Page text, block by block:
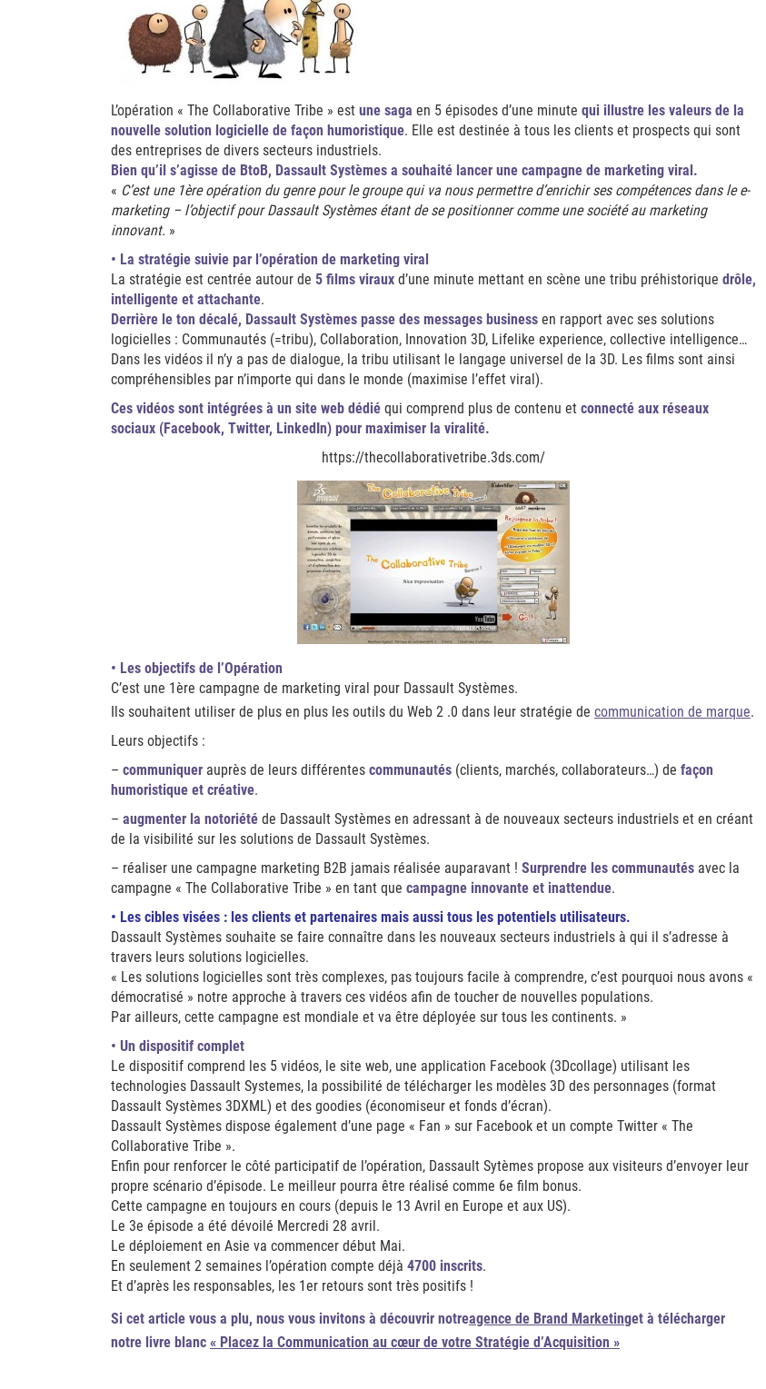
L’opération « The Collaborative Tribe » est une saga en 5 épisodes d’une minute qui illustre les valeurs de la
nouvelle solution logicielle de façon humoristique. Elle est destinée à tous les clients et prospects qui sont
des entreprises de divers secteurs industriels.
Bien qu’il s’agisse de BtoB, Dassault Systèmes a souhaité lancer une campagne de marketing viral.
« C’est une 1ère opération du genre pour le groupe qui va nous permettre d’enrichir ses compétences dans le e-
marketing – l’objectif pour Dassault Systèmes étant de se positionner comme une société au marketing
innovant. »
• La stratégie suivie par l’opération de marketing viral
La stratégie est centrée autour de 5 films viraux d’une minute mettant en scène une tribu préhistorique drôle,
intelligente et attachante.
Derrière le ton décalé, Dassault Systèmes passe des messages business en rapport avec ses solutions
logicielles : Communautés (=tribu), Collaboration, Innovation 3D, Lifelike experience, collective intelligence…
Dans les vidéos il n’y a pas de dialogue, la tribu utilisant le langage universel de la 3D. Les films sont ainsi
compréhensibles par n’importe qui dans le monde (maximise l’effet viral).
Ces vidéos sont intégrées à un site web dédié qui comprend plus de contenu et connecté aux réseaux
sociaux (Facebook, Twitter, LinkedIn) pour maximiser la viralité.
https://thecollaborativetribe.3ds.com/
• Les objectifs de l’Opération
C’est une 1ère campagne de marketing viral pour Dassault Systèmes.
Ils souhaitent utiliser de plus en plus les outils du Web 2 .0 dans leur stratégie de communication de marque.
Leurs objectifs :
– communiquer auprès de leurs différentes communautés (clients, marchés, collaborateurs…) de façon
humoristique et créative.
– augmenter la notoriété de Dassault Systèmes en adressant à de nouveaux secteurs industriels et en créant
de la visibilité sur les solutions de Dassault Systèmes.
– réaliser une campagne marketing B2B jamais réalisée auparavant ! Surprendre les communautés avec la
campagne « The Collaborative Tribe » en tant que campagne innovante et inattendue.
• Les cibles visées : les clients et partenaires mais aussi tous les potentiels utilisateurs.
Dassault Systèmes souhaite se faire connaître dans les nouveaux secteurs industriels à qui il s’adresse à
travers leurs solutions logicielles.
« Les solutions logicielles sont très complexes, pas toujours facile à comprendre, c’est pourquoi nous avons «
démocratisé » notre approche à travers ces vidéos afin de toucher de nouvelles populations.
Par ailleurs, cette campagne est mondiale et va être déployée sur tous les continents. »
• Un dispositif complet
Le dispositif comprend les 5 vidéos, le site web, une application Facebook (3Dcollage) utilisant les
technologies Dassault Systemes, la possibilité de télécharger les modèles 3D des personnages (format
Dassault Systèmes 3DXML) et des goodies (économiseur et fonds d’écran).
Dassault Systèmes dispose également d’une page « Fan » sur Facebook et un compte Twitter « The
Collaborative Tribe ».
Enfin pour renforcer le côté participatif de l’opération, Dassault Sytèmes propose aux visiteurs d’envoyer leur
propre scénario d’épisode. Le meilleur pourra être réalisé comme 6e film bonus.
Cette campagne en toujours en cours (depuis le 13 Avril en Europe et aux US).
Le 3e épisode a été dévoilé Mercredi 28 avril.
Le déploiement en Asie va commencer début Mai.
En seulement 2 semaines l’opération compte déjà 4700 inscrits.
Et d’après les responsables, les 1er retours sont très positifs !
Si cet article vous a plu, nous vous invitons à découvrir notreagence de Brand Marketinget à télécharger
notre livre blanc « Placez la Communication au cœur de votre Stratégie d’Acquisition »